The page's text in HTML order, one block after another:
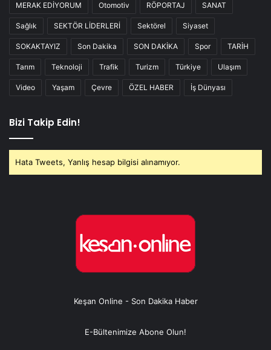
MERAK EDİYORUM Otomotiv RÖPORTAJ SANAT
Sağlık SEKTÖR LİDERLERİ Sektörel Siyaset
SOKAKTAYIZ Son Dakika SON DAKİKA Spor TARİH
Tarım Teknoloji Trafik Turizm Türkiye Ulaşım
Video Yaşam Çevre ÖZEL HABER İş Dünyası
Bizi Takip Edin!
Hata Tweets, Yanlış hesap bilgisi alınamıyor.
Keşan Online - Son Dakika Haber
E-Bültenimize Abone Olun!